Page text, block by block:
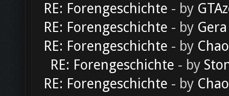
RE: Forengeschichte - by
RE: Forengeschichte - by Gera
RE: Forengeschichte - by
RE: Forengeschichte - by
RE: Forengeschichte - by